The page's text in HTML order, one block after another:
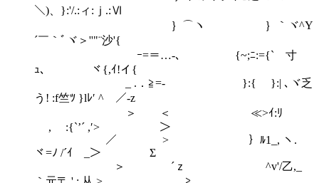
＼)、}:'/.:ィ:ｊ.:Ⅵ
｝⌒ヽ ｝｀ヾ^Y
´￣｀ﾞヾ＞''"¨沙'{
ｰ=＝…-､ {~;ﾆ:={` 寸
ｭ､ ヾ{,ｲ!イ{
_ .．≧=- }:{ }:| ､ヾ乏
う! :f竺ﾂ }lﾚ′ ^￣／‐z
＞ ＜ ≪>ｲ:ﾘ
, :{`’´ ,′> ＞
／ > ｝ﾙ1_, ヽ.
ヾ=ﾉ /´ｲ _＞ Σ
＞ ´ｚ ^v'/乙,_